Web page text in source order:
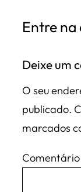
Entre na
Deixe um
O seu
publicado.
marcados
Comentário